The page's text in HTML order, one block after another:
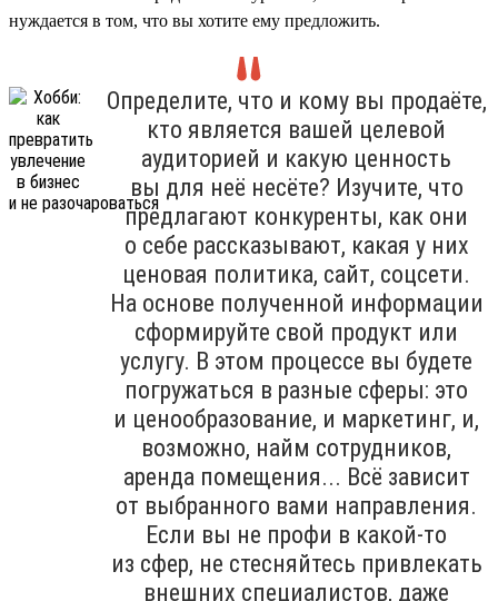
нуждается в том, что вы хотите ему предложить.
Определите, что и кому вы продаёте,
кто является вашей целевой
аудиторией и какую ценность
вы для неё несёте? Изучите, что
предлагают конкуренты, как они
о себе рассказывают, какая у них
ценовая политика, сайт, соцсети.
На основе полученной информации
сформируйте свой продукт или
услугу. В этом процессе вы будете
погружаться в разные сферы: это
и ценообразование, и маркетинг, и,
возможно, найм сотрудников,
аренда помещения... Всё зависит
от выбранного вами направления.
Если вы не профи в какой-то
из сфер, не стесняйтесь привлекать
внешних специалистов, даже